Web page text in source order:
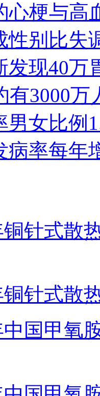
心梗与高
性别比失
发现40万
有3000
男女比例
病率每年
铜针式散
铜针式散
中国甲氧